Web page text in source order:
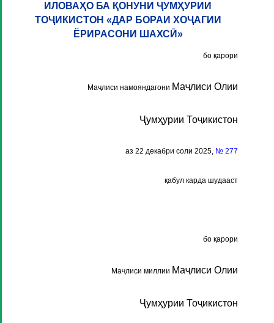
ИЛОВАҲО БА ҚОНУНИ ҶУМҲУРИИ
ТОҶИКИСТОН «ДАР БОРАИ ХОҶАГИИ
ЁРИРАСОНИ ШАХСӢ»
бо қарори
Маҷлиси намояндагони Маҷлиси Олии
Ҷумҳурии Тоҷикистон
аз 22 декабри соли 2025, № 277
қабул карда шудааст
бо қарори
Маҷлиси миллии Маҷлиси Олии
Ҷумҳурии Тоҷикистон